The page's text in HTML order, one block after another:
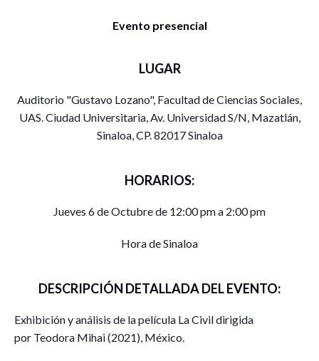
Evento presencial
LUGAR
Auditorio "Gustavo Lozano", Facultad de Ciencias Sociales,
UAS. Ciudad Universitaria, Av. Universidad S/N, Mazatlán,
Sinaloa, CP. 82017 Sinaloa
HORARIOS:
Jueves 6 de Octubre de 12:00 pm a 2:00 pm
Hora de Sinaloa
DESCRIPCIÓN DETALLADA DEL EVENTO:
Exhibición y análisis de la película La Civil dirigida
por Teodora Mihai (2021), México.